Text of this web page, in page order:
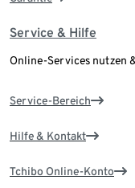
Service & Hilfe
Online-Services nutzen
Service-Bereich
Hilfe & Kontakt
Tchibo Online-Konto